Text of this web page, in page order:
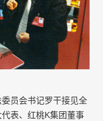
员会书记罗干接见全
表、红桃K集团董事